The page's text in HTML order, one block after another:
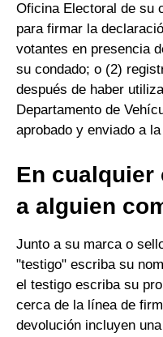
Oficina Electoral de su
para firmar la
votantes en presencia
su condado; o (2)
después de haber
Departamento de
aprobado y enviado a
En cualquier
a alguien
Junto a su marca o
"testigo" escriba su
el testigo escriba su
cerca de la línea de
devolución incluyen